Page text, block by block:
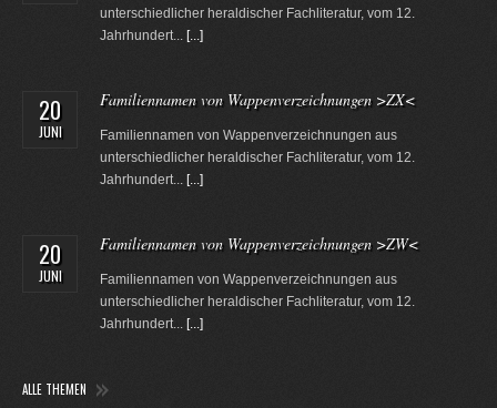
unterschiedlicher heraldischer Fachliteratur, vom 12.
Jahrhundert... [...]
20
JUNI
Familiennamen von Wappenverzeichnungen >ZX<
Familiennamen von Wappenverzeichnungen aus
unterschiedlicher heraldischer Fachliteratur, vom 12.
Jahrhundert... [...]
20
JUNI
Familiennamen von Wappenverzeichnungen >ZW<
Familiennamen von Wappenverzeichnungen aus
unterschiedlicher heraldischer Fachliteratur, vom 12.
Jahrhundert... [...]
ALLE THEMEN